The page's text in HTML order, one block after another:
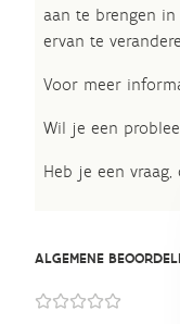
aan te brengen
ervan te
Voor meer
Wil je een
Heb je een
ALGEMENE